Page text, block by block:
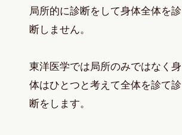
局所的に診断をして身体全体を診
断しません。
東洋医学では局所のみではなく身
体はひとつと考えて全体を診て診
断をします。